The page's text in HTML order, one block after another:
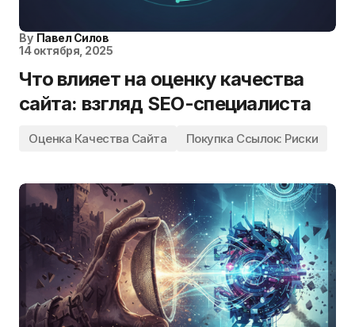
By Павел Силов
14 октября, 2025
Что влияет на оценку качества
сайта: взгляд SEO-специалиста
Оценка Качества Сайта Покупка Ссылок: Риски